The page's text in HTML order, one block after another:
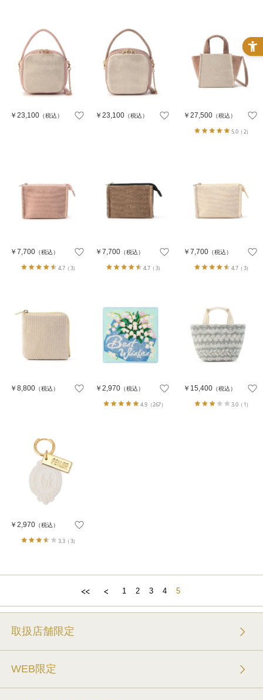
￥23,100（税込） ￥23,100 （税込） ￥27,500（税込）
5.0（2）
￥7,700（税込）
4.7（3）
￥7,700 （税込）
4.7（3）
￥7,700（税込）
4.7（3）
￥8,800（税込） ￥2,970 （税込）
4.9（267）
￥15,400（税込）
3.0（1）
￥2,970（税込）
3.3（3）
1 2 3 4 5
取扱店舗限定
WEB限定